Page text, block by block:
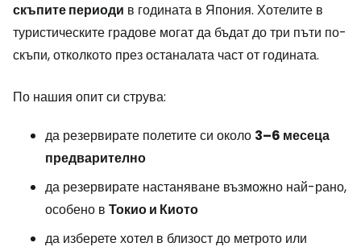
скъпите периоди в годината в Япония. Хотелите в
туристическите градове могат да бъдат до три пъти по-
скъпи, отколкото през останалата част от годината.
По нашия опит си струва:
да резервирате полетите си около 3–6 месеца
предварително
да резервирате настаняване възможно най-рано,
особено в Токио и Киото
да изберете хотел в близост до метрото или